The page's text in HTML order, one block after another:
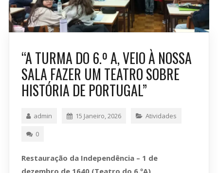
“A TURMA DO 6.º A, VEIO À NOSSA
SALA FAZER UM TEATRO SOBRE
HISTÓRIA DE PORTUGAL”
admin 15 Janeiro, 2026 Atividades
0
Restauração da Independência – 1 de
dezembro de 1640 (Teatro do 6.ºA)